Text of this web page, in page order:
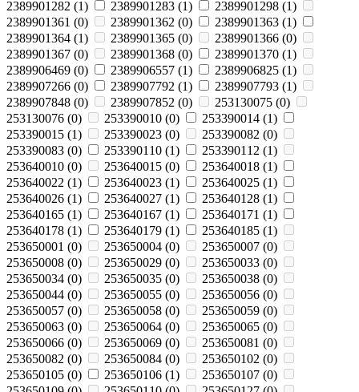
2389901282 (1) 2389901283 (1) 2389901298 (1)
2389901361 (0) 2389901362 (0) 2389901363 (1)
2389901364 (1) 2389901365 (0) 2389901366 (0)
2389901367 (0) 2389901368 (0) 2389901370 (1)
2389906469 (0) 2389906557 (1) 2389906825 (1)
2389907266 (0) 2389907792 (1) 2389907793 (1)
2389907848 (0) 2389907852 (0) 253130075 (0)
253130076 (0) 253390010 (0) 253390014 (1)
253390015 (1) 253390023 (0) 253390082 (0)
253390083 (0) 253390110 (1) 253390112 (1)
253640010 (0) 253640015 (0) 253640018 (1)
253640022 (1) 253640023 (1) 253640025 (1)
253640026 (1) 253640027 (1) 253640128 (1)
253640165 (1) 253640167 (1) 253640171 (1)
253640178 (1) 253640179 (1) 253640185 (1)
253650001 (0) 253650004 (0) 253650007 (0)
253650008 (0) 253650029 (0) 253650033 (0)
253650034 (0) 253650035 (0) 253650038 (0)
253650044 (0) 253650055 (0) 253650056 (0)
253650057 (0) 253650058 (0) 253650059 (0)
253650063 (0) 253650064 (0) 253650065 (0)
253650066 (0) 253650069 (0) 253650081 (0)
253650082 (0) 253650084 (0) 253650102 (0)
253650105 (0) 253650106 (1) 253650107 (0)